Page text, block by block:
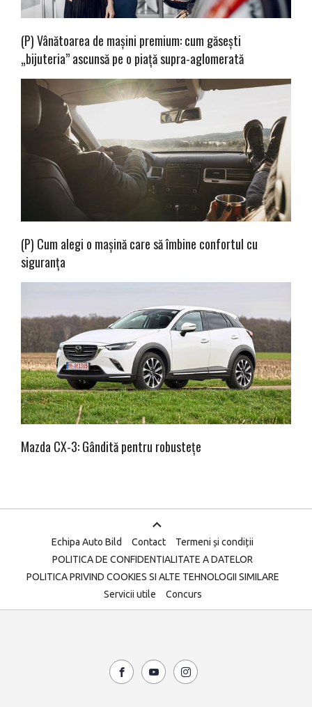
(P) Vânătoarea de mașini premium: cum găsești
„bijuteria” ascunsă pe o piață supra-aglomerată
(P) Cum alegi o mașină care să îmbine confortul cu
siguranța
Mazda CX-3: Gândită pentru robustețe
Echipa Auto Bild Contact
Termeni și condiții
POLITICA DE CONFIDENTIALITATE A DATELOR
POLITICA PRIVIND COOKIES SI ALTE TEHNOLOGII SIMILARE
Servicii utile
Concurs